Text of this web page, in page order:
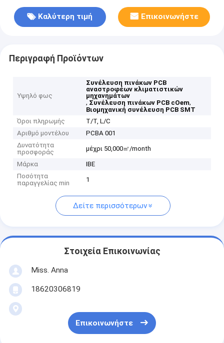
Καλύτερη τιμή Επικοινωνήστε
Περιγραφή Προϊόντων
Υψηλό φως
Συνέλευση πινάκων PCB
αναστροφέων κλιματιστικών
μηχανημάτων
, Συνέλευση πινάκων PCB cOem,
Βιομηχανική συνέλευση PCB SMT
Όροι πληρωμής
T/T, L/C
Αριθμό μοντέλου
PCBA 001
Δυνατότητα
προσφοράς
μέχρι 50,000㎡/month
Μάρκα
IBE
Ποσότητα
παραγγελίας min
1
Δείτε περισσότερων
Στοιχεία Επικοινωνίας
Miss. Anna
18620306819
Επικοινωνήστε